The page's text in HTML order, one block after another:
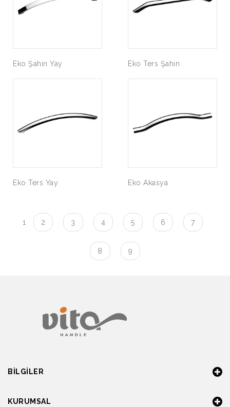
Eko Şahin Yay Eko Ters Şahin
Eko Ters Yay Eko Akasya
1 2 3 4 5 6 7
8 9
BILGILER
KURUMSAL